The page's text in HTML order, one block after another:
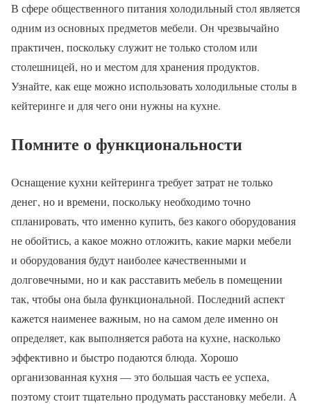
В сфере общественного питания холодильный стол является
одним из основных предметов мебели. Он чрезвычайно
практичен, поскольку служит не только столом или
столешницей, но и местом для хранения продуктов.
Узнайте, как еще можно использовать холодильные столы в
кейтеринге и для чего они нужны на кухне.
Помните о функциональности
Оснащение кухни кейтеринга требует затрат не только
денег, но и времени, поскольку необходимо точно
спланировать, что именно купить, без какого оборудования
не обойтись, а какое можно отложить, какие марки мебели
и оборудования будут наиболее качественными и
долговечными, но и как расставить мебель в помещении
так, чтобы она была функциональной. Последний аспект
кажется наименее важным, но на самом деле именно он
определяет, как выполняется работа на кухне, насколько
эффективно и быстро подаются блюда. Хорошо
организованная кухня — это большая часть ее успеха,
поэтому стоит тщательно продумать расстановку мебели. А